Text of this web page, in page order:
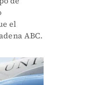
el
ABC.